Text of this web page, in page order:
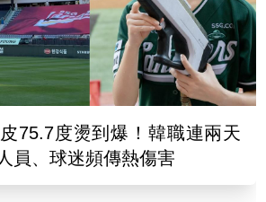
75.7度燙到爆！韓職連兩天
、球迷頻傳熱傷害